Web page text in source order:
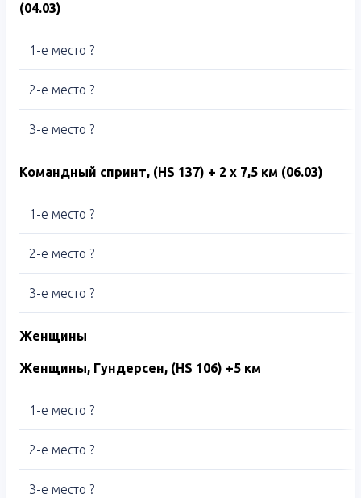
(04.03)
1-е место ?
2-е место ?
3-е место ?
Командный спринт, (HS 137) + 2 х 7,5 км (06.03)
1-е место ?
2-е место ?
3-е место ?
Женщины
Женщины, Гундерсен, (HS 106) +5 км
1-е место ?
2-е место ?
3-е место ?